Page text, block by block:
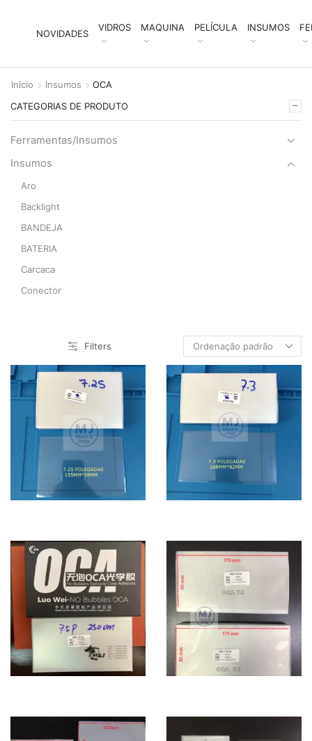
NOVIDADES
VIDROS MAQUINA PELÍCULA INSUMOS
Início Insumos OCA
Filters
CATEGORIAS DE PRODUTO
Ferramentas/Insumos
Insumos
Aro
Backlight
BANDEJA
BATERIA
Carcaca
Conector
Molde
OCA
Tampa
Maquina
NOVIDADES
Película